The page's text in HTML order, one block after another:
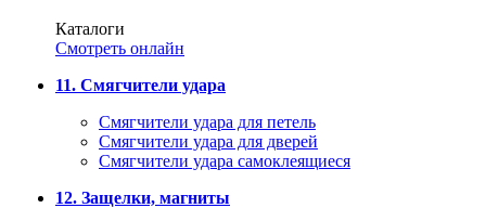
Каталоги
Смотреть онлайн
11. Смягчители удара
Смягчители удара для петель
Смягчители удара для дверей
Cмягчители удара самоклеящиеся
12. Защелки, магниты